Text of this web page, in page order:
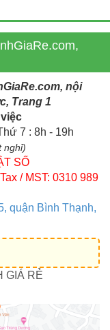
nội
Trang 1
7 : 8h - 19h
nghỉ)
SỐ
Tax / MST: 0310 989
quận Bình Thạnh,
GIÁ RẺ